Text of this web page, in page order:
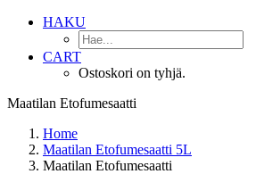
HAKU
CART
Ostoskori on tyhjä.
Maatilan Etofumesaatti
Home
Maatilan Etofumesaatti 5L
Maatilan Etofumesaatti